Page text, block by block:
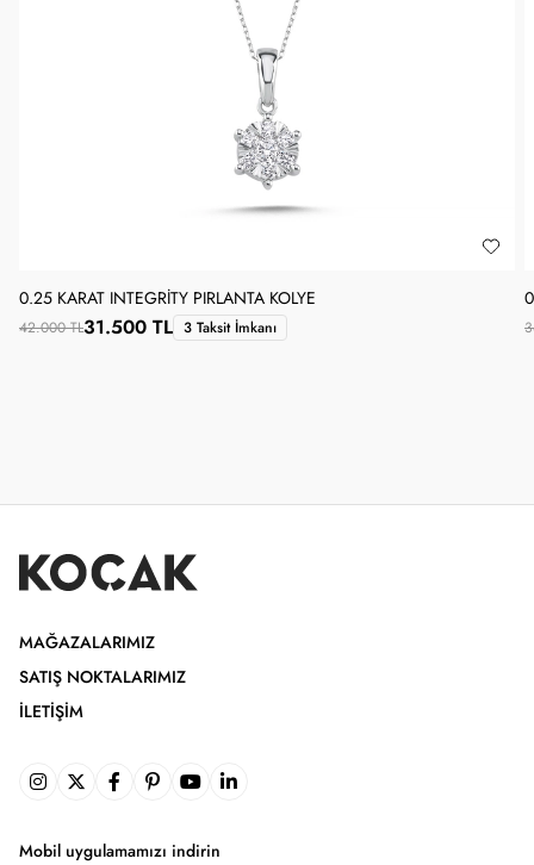
0.25 KARAT INTEGRITY PIRLANTA KOLYE
42.000 TL31.500 TL 3 Taksit İmkanı
MAĞAZALARIMIZ
SATIŞ NOKTALARIMIZ
İLETIŞIM
Mobil uygulamamızı indirin